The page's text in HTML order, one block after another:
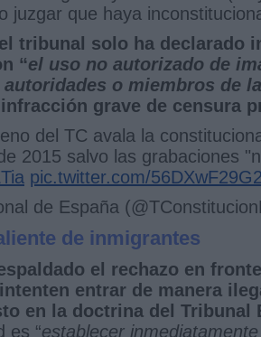
juzgar que haya
el tribunal solo ha declarado
“el uso no autorizado de
o miembros de
grave de censura
del TC avala la
2015 salvo las grabaciones
pic.twitter.com/56DXwF29G2
de España
de inmigrantes
el rechazo en
entrar de manera
en la doctrina del Tribunal
es “establecer